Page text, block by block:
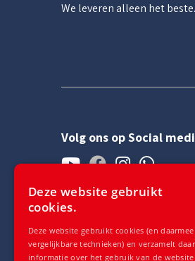
We leveren alleen het
Volg ons op Social
Contact
+49 (0) 2824 133 98 60
Deze website gebruikt
cookies.
Deze website gebruikt cookies (en daarmee
vergelijkbare technieken) en verzamelt
informatie over het gebruik van de website